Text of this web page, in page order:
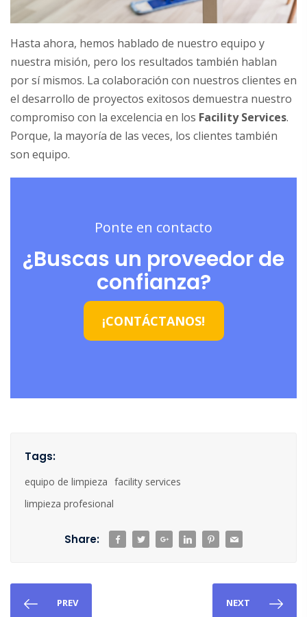
Hasta ahora, hemos hablado de nuestro equipo y
nuestra misión, pero los resultados también hablan
por sí mismos. La colaboración con nuestros clientes en
el desarrollo de proyectos exitosos demuestra nuestro
compromiso con la excelencia en los Facility Services.
Porque, la mayoría de las veces, los clientes también
son equipo.
Ponte en contacto
¿Buscas un proveedor de
confianza?
¡CONTÁCTANOS!
Tags:
equipo de limpieza facility services
limpieza profesional
Share:
PREV NEXT